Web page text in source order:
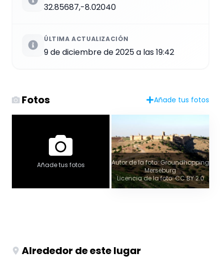
32.85687,-8.02040
ÚLTIMA ACTUALIZACIÓN
9 de diciembre de 2025 a las 19:42
Fotos Añade tus fotos
Añade tus fotos
Autor de la foto: Groundhopping
Merseburg
Licencia de la foto: CC BY 2.0
Alrededor de este lugar